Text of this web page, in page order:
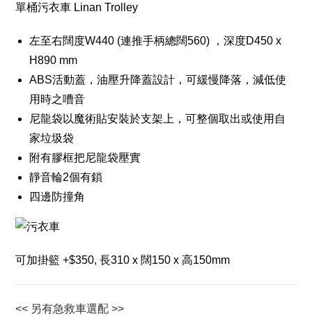
單桶污衣車 Linan Trolley
左至右闊度W440 (連推手柄總闊560) ，深度D450 x
H890 mm
ABS活動蓋，油壓升降蓋設計，可緩慢降落，減低使
用時之嘈音
尼龍袋以魔術貼安裝於支架上，可整個取出或使用自
家垃圾袋
附有膠框把尼龍袋壓實
靜音輪2個有鎖
四邊防撞角
可加掛籃 +$350, 長310 x 闊150 x 高150mm
<< 另有急救車選配 >>